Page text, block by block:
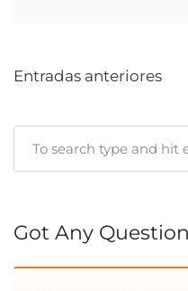
Entradas anteriores
Got Any